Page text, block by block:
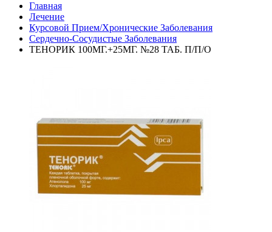
Главная
Лечение
Курсовой Прием/Хронические Заболевания
Сердечно-Сосудистые Заболевания
ТЕНОРИК 100МГ.+25МГ. №28 ТАБ. П/П/О